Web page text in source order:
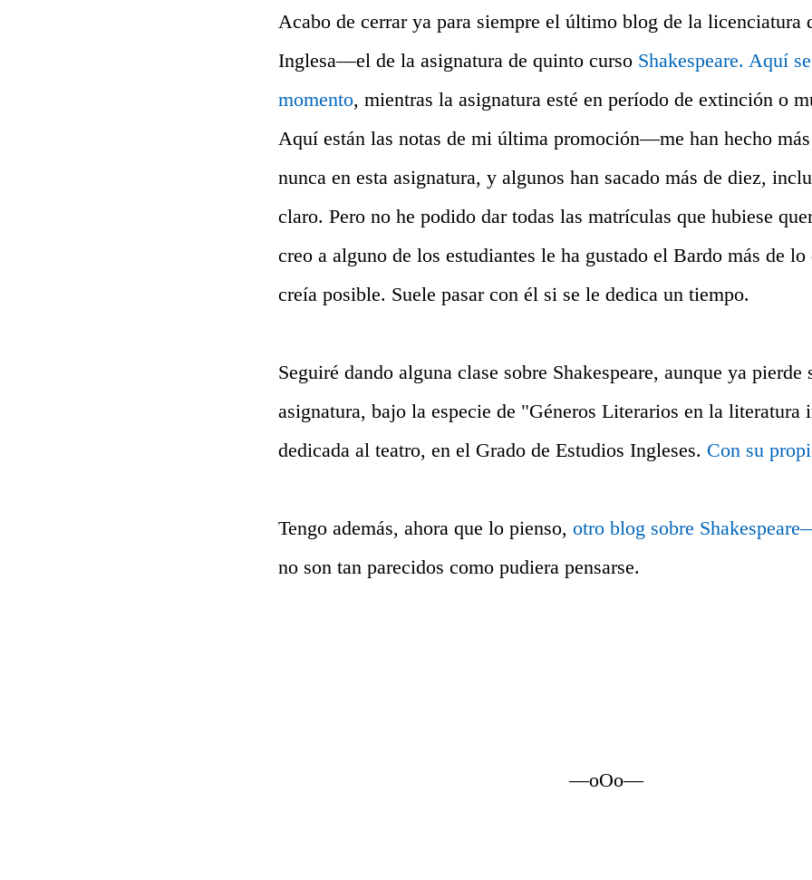
Acabo de cerrar ya para siempre el último blog de la licenciatura
Inglesa—el de la asignatura de quinto curso Shakespeare. Aquí
momento, mientras la asignatura esté en período de extinción o
Aquí están las notas de mi última promoción—me han hecho
nunca en esta asignatura, y algunos han sacado más de diez,
claro. Pero no he podido dar todas las matrículas que hubiese
creo a alguno de los estudiantes le ha gustado el Bardo más de lo
creía posible. Suele pasar con él si se le dedica un tiempo.
Seguiré dando alguna clase sobre Shakespeare, aunque ya pierde
asignatura, bajo la especie de "Géneros Literarios en la literatura
dedicada al teatro, en el Grado de Estudios Ingleses. Con su
Tengo además, ahora que lo pienso, otro blog sobre
no son tan parecidos como pudiera pensarse.
—oOo—